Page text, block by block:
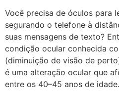
Você precisa de óculos para
segurando o telefone à
suas mensagens de texto?
condição ocular conhecida
(diminuição de visão de
é uma alteração ocular que
entre os 40–45 anos de